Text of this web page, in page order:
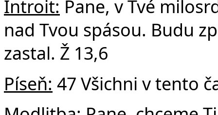
Introit: Pane, v Tvé
nad Tvou spásou. Budu
zastal. Ž 13,6
Píseň: 47 Všichni v tento